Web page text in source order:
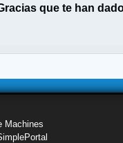
que te han
Machines